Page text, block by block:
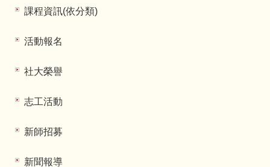
課程資訊(依分類)
活動報名
社大榮譽
志工活動
新師招募
新聞報導